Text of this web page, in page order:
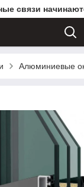
связи
Алюминиевые